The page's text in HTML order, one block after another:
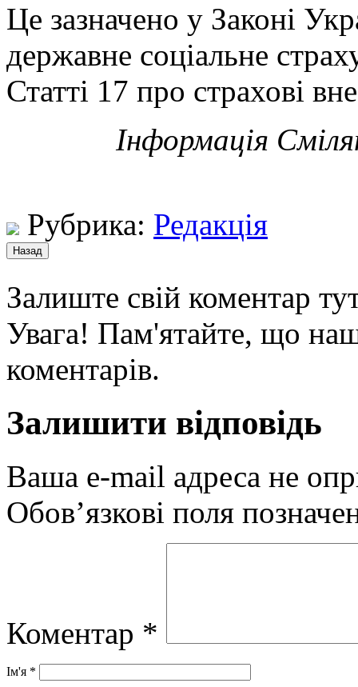
Це зазначено у Законі
державне соціальне
Статті 17 про страхові
Інформація
Рубрика: Редакція
Залиште свій коментар
Увага! Пам'ятайте, що
коментарів.
Залишити відповідь
Ваша e-mail адреса не
Обов’язкові поля
Коментар *
Ім'я *